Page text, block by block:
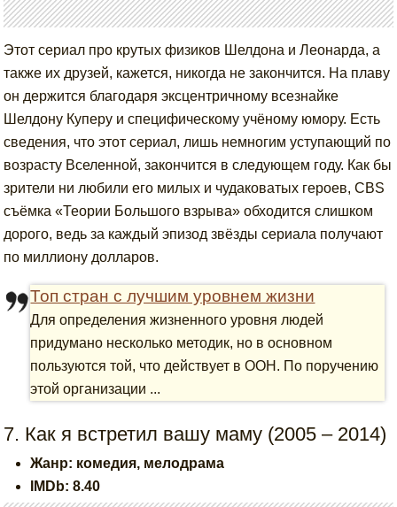
Этот сериал про крутых физиков Шелдона и Леонарда, а
также их друзей, кажется, никогда не закончится. На плаву
он держится благодаря эксцентричному всезнайке
Шелдону Куперу и специфическому учёному юмору. Есть
сведения, что этот сериал, лишь немногим уступающий по
возрасту Вселенной, закончится в следующем году. Как бы
зрители ни любили его милых и чудаковатых героев, CBS
съёмка «Теории Большого взрыва» обходится слишком
дорого, ведь за каждый эпизод звёзды сериала получают
по миллиону долларов.
Топ стран с лучшим уровнем жизни
Для определения жизненного уровня людей
придумано несколько методик, но в основном
пользуются той, что действует в ООН. По поручению
этой организации ...
7. Как я встретил вашу маму (2005 – 2014)
Жанр: комедия, мелодрама
IMDb: 8.40